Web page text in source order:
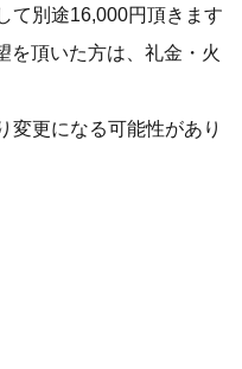
て別途16,000円頂きます
頂いた方は、礼金・火
更になる可能性があり